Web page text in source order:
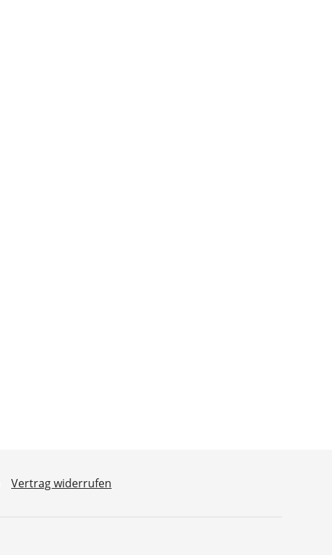
Vertrag widerrufen